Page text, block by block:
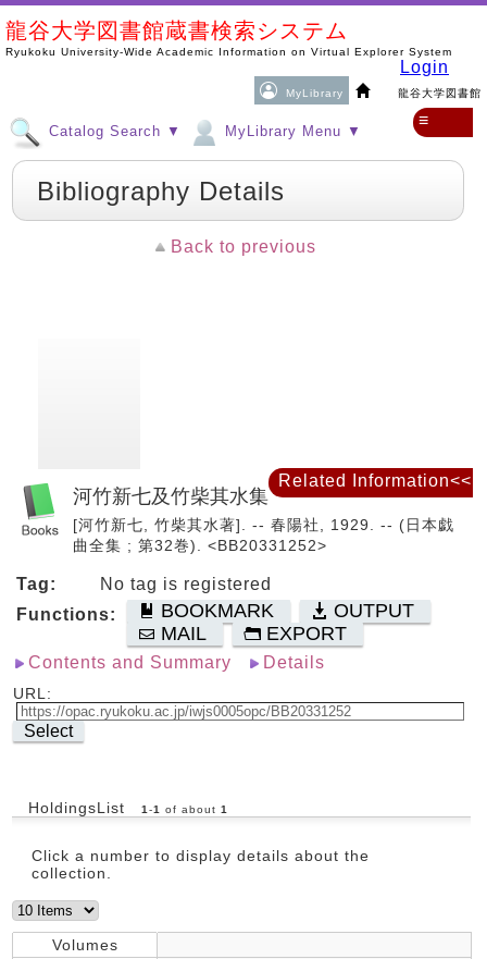
龍谷大学図書館蔵書検索システム
Ryukoku University-Wide Academic Information on Virtual Explorer System
MyLibrary 龍谷大学図書館
Login
Catalog Search ▼ MyLibrary Menu ▼
≡
Bibliography Details
Back to previous
河竹新七及竹柴其水集
[河竹新七, 竹柴其水著]. -- 春陽社, 1929. -- (日本戯
曲全集 ; 第32巻). <BB20331252>
Tag:
No tag is registered
Functions:
BOOKMARK
OUTPUT
MAIL
EXPORT
Contents and Summary Details
URL:
Select
HoldingsList 1 -1 of about 1
Click a number to display details about the
collection.
Volumes
Related Information<<